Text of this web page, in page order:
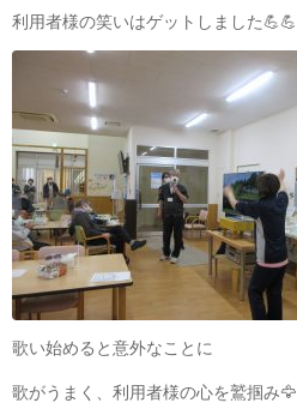
利用者様の笑いはゲットしました💪💪
歌い始めると意外なことに
歌がうまく、利用者様の心を鷲掴み🦅